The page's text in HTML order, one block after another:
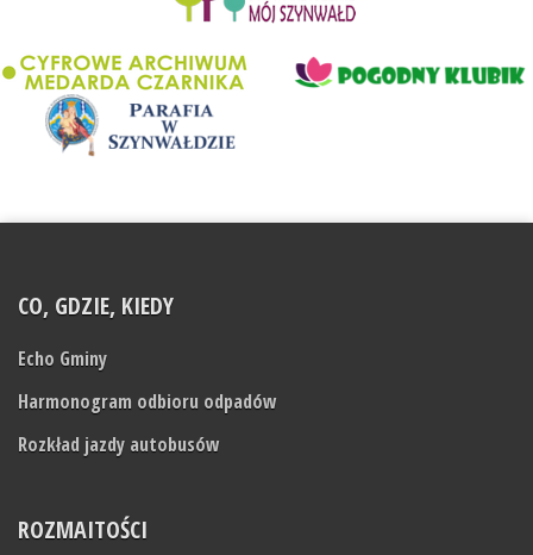
CO, GDZIE, KIEDY
Echo Gminy
Harmonogram odbioru odpadów
Rozkład jazdy autobusów
ROZMAITOŚCI